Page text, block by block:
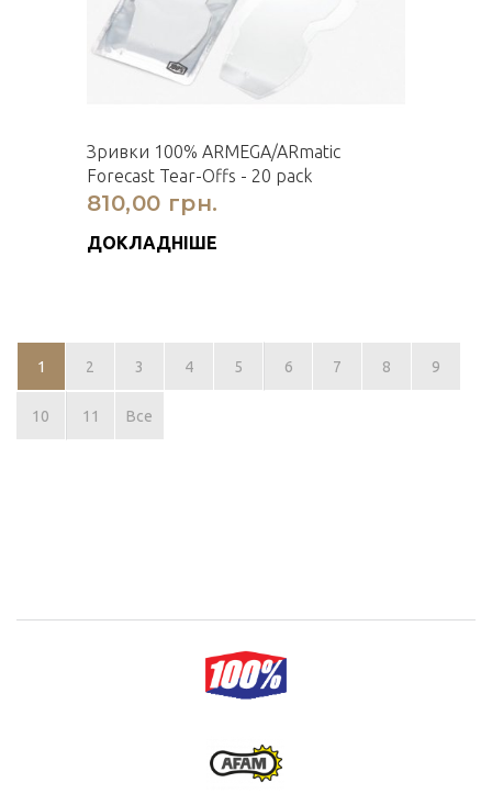
Зривки 100% ARMEGA/ARmatic
Forecast Tear-Offs - 20 pack
810,00 грн.
ДОКЛАДНІШЕ
1 2 3 4 5 6 7 8 9
10 11 Все